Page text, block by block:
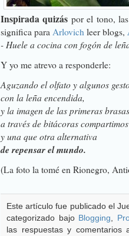
Inspirada quizás por el tono,
significa para Arlovich leer blogs,
- Huele a cocina con fogón de
Y yo me atrevo a responderle:
Aguzando el olfato y algunos
con la leña encendida,
y la imagen de las primeras
a través de bitácoras
y una que otra alternativa
de repensar el mundo.
(La foto la tomé en Rionegro,
Este artículo fue publicado el
categorizado bajo Blogging
las respuestas y